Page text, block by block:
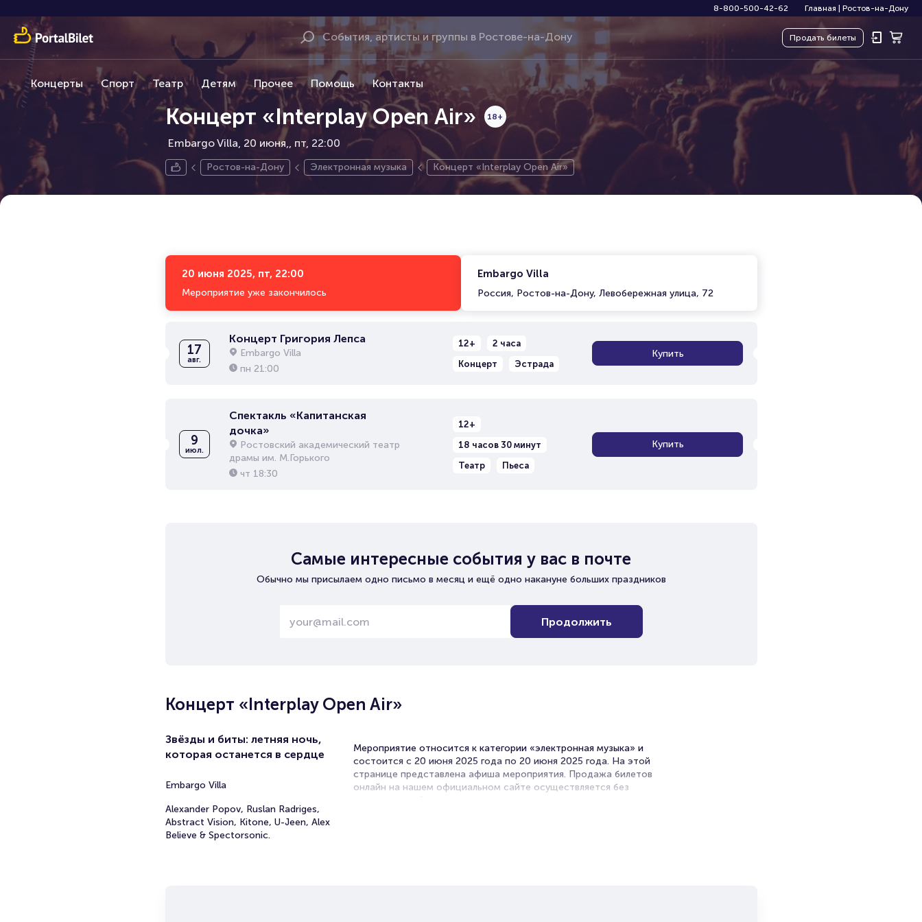
8-800-500-42-62 Главная Ростов-на-Дону
Продать билеты
Концерты Спорт Театр Детям Прочее Помощь Контакты
Концерт «Interplay Open Air»
Embargo Villa, 20 июня,
18+
пт, 22:00
Ростов-на-Дону Электронная музыка Концерт «Interplay Open Air»
20 июня 2025, пт, 22:00
Мероприятие уже закончилось
Embargo Villa
Россия, Ростов-на-Дону, Левобережная улица, 72
17
авг.
Концерт Григория Лепса
Embargo Villa
пн 21:00
12+
2 часа
Концерт
Эстрада
Купить
9
июл.
Спектакль «Капитанская
дочка»
Ростовский академический театр
драмы им. М.Горького
чт 18:30
12+
18 часов 30 минут
Театр
Пьеса
Купить
Самые интересные события у вас в почте
Обычно мы присылаем одно письмо в месяц и ещё одно накануне больших праздников
Продолжить
Концерт «Interplay Open Air»
Звёзды и биты: летняя ночь,
которая останется в сердце
Embargo Villa
Alexander Popov, Ruslan Radriges,
Abstract Vision, Kitone, U-Jeen, Alex
Believe & Spectorsonic.
Мероприятие относится к категории «электронная музыка» и
состоится с 20 июня 2025 года по 20 июня 2025 года. На этой
странице представлена афиша мероприятия. Продажа билетов
онлайн на нашем официальном сайте осуществляется без